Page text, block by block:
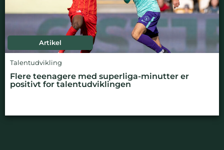
Artikel
Talentudvikling
Flere teenagere med superliga-minutter er
positivt for talentudviklingen